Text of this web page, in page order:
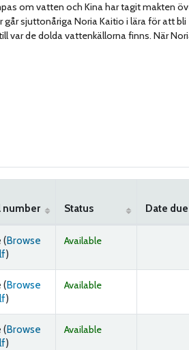
om vatten och Kina har tagit makten
sjuttonåriga Noria Kaitio i lära för att bli
var de dolda vattenkällorna finns. När
number Status Date due
(Browse
(Opens below)
)
Available
(Browse
(Opens below)
)
Available
(Browse
(Opens below)
)
Available